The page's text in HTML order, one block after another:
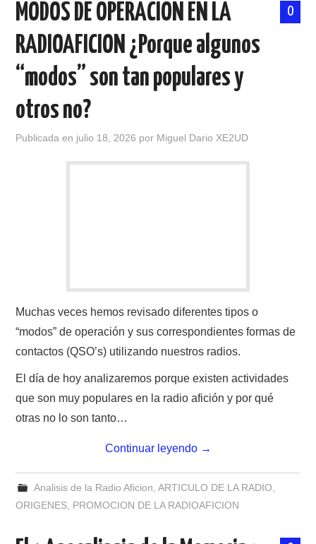
SOLICITUD DE INGRESO
SOTA Y POTA
W5WIN
0
MODOS DE OPERACIÓN EN LA
RADIOAFICION ¿Porque algunos
“modos” son tan populares y
otros no?
Publicada en julio 18, 2026 por Miguel Dario XE2UD
Muchas veces hemos revisado diferentes tipos o
“modos” de operación y sus correspondientes formas de
contactos (QSO’s) utilizando nuestros radios.
El día de hoy analizaremos porque existen actividades
que son muy populares en la radio afición y por qué
otras no lo son tanto…
Continuar leyendo →
Analisis de la Radio Aficion, ARTICULO DE LA RADIO,
ORIGENES, PROMOCION DE LA RADIOAFICION